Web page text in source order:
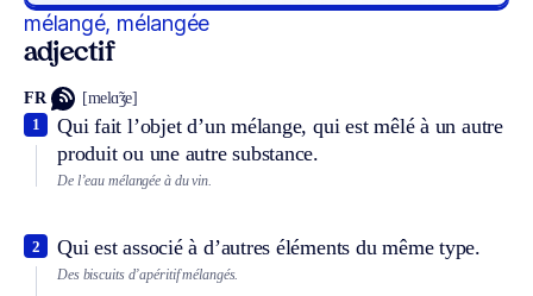
mélangé, mélangée
adjectif
FR [melɑ̃ʒe]
Qui fait l’objet d’un mélange, qui est mêlé à un autre
produit ou une autre substance.
1
De l’eau mélangée à du vin.
Qui est associé à d’autres éléments du même type.
2
Des biscuits d’apéritif mélangés.